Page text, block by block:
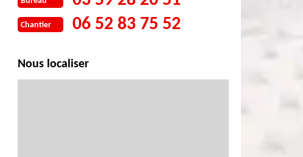
Chantier 06 52 83 75 52
Nous localiser